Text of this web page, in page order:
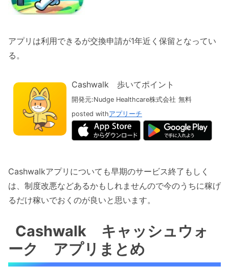
アプリは利用できるが交換申請が1年近く保留となってい
る。
Cashwalk 歩いてポイント
開発元:Nudge Healthcare株式会社 無料
posted withアプリーチ
Cashwalkアプリについても早期のサービス終了もしく
は、制度改悪などあるかもしれませんので今のうちに稼げ
るだけ稼いでおくのが良いと思います。
Cashwalk キャッシュウォ
ーク アプリまとめ